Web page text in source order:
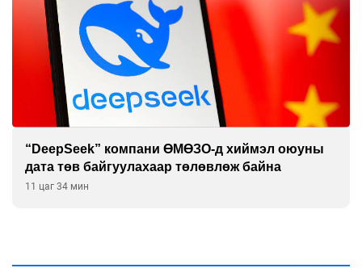
“DeepSeek” компани ӨМӨЗО-д хиймэл оюуны
дата төв байгуулахаар төлөвлөж байна
11 цаг 34 мин